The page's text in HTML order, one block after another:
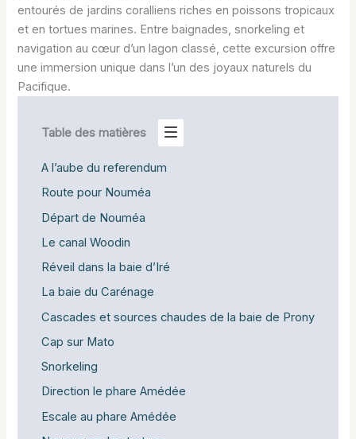
entourés de jardins coralliens riches en poissons tropicaux
et en tortues marines. Entre baignades, snorkeling et
navigation au cœur d’un lagon classé, cette excursion offre
une immersion unique dans l’un des joyaux naturels du
Pacifique.
Table des matières
A l’aube du referendum
Route pour Nouméa
Départ de Nouméa
Le canal Woodin
Réveil dans la baie d’Iré
La baie du Carénage
Cascades et sources chaudes de la baie de Prony
Cap sur Mato
Snorkeling
Direction le phare Amédée
Escale au phare Amédée